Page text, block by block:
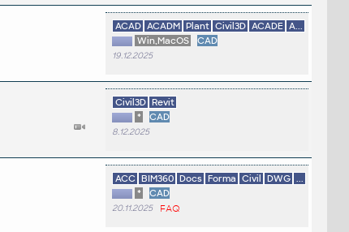
ACAD ACADM Plant Civil3D ACADE A...
Win,MacOS
CAD
19.12.2025
Civil3D Revit
*
CAD
8.12.2025
ACC BIM360 Docs Forma Civil DWG
*
CAD
20.11.2025 FAQ